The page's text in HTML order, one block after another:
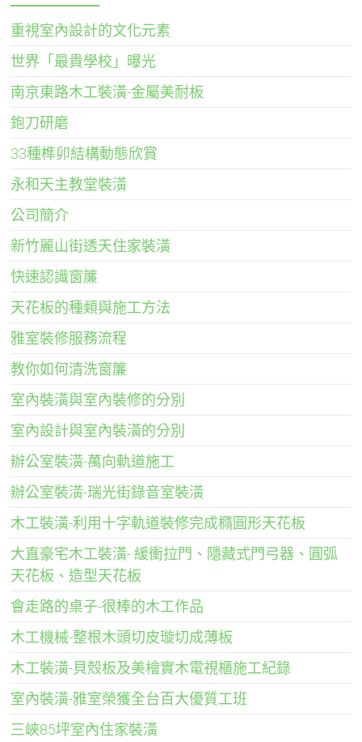
重視室內設計的文化元素
世界「最貴學校」曝光
南京東路木工裝潢-金屬美耐板
鉋刀研磨
33種榫卯結構動態欣賞
永和天主教堂裝潢
公司簡介
新竹麗山街透天住家裝潢
快速認識窗簾
天花板的種類與施工方法
雅室裝修服務流程
教你如何清洗窗簾
室內裝潢與室內裝修的分別
室內設計與室內裝潢的分別
辦公室裝潢-萬向軌道施工
辦公室裝潢-瑞光街錄音室裝潢
木工裝潢-利用十字軌道裝修完成橢圓形天花板
大直豪宅木工裝潢- 緩衝拉門、隱藏式門弓器、圓弧
天花板、造型天花板
會走路的桌子-很棒的木工作品
木工機械-整根木頭切皮璇切成薄板
木工裝潢-貝殼板及美檜實木電視櫃施工紀錄
室內裝潢-雅室榮獲全台百大優質工班
三峽85坪室內住家裝潢